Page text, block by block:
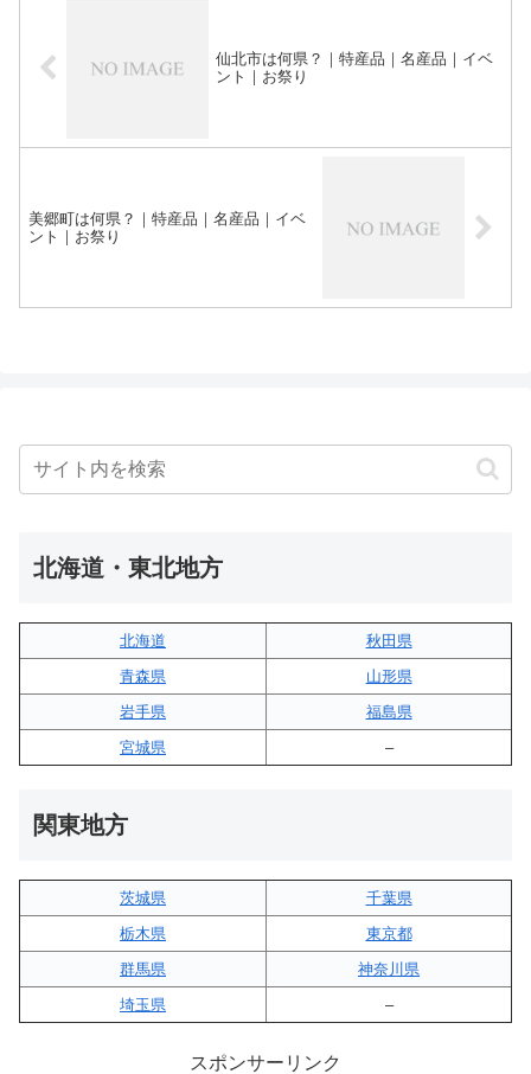
仙北市は何県？｜特産品｜名産品｜イベ
ント｜お祭り
美郷町は何県？｜特産品｜名産品｜イベ
ント｜お祭り
北海道・東北地方
北海道
秋田県
青森県
山形県
岩手県
福島県
宮城県
–
関東地方
茨城県
千葉県
栃木県
東京都
群馬県
神奈川県
埼玉県
–
スポンサーリンク